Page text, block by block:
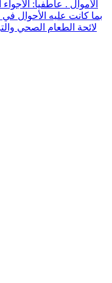
الأموال . عاطفياً:
بما كانت عليه الأحوال في
لائحة الطعام الصحي